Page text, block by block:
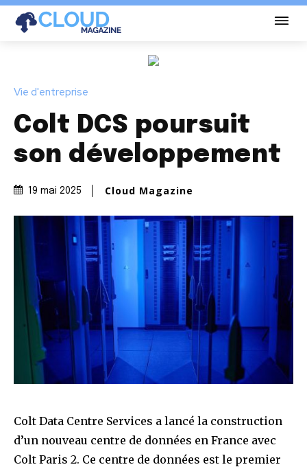
Vie d'entreprise
Colt DCS poursuit
son développement
19 mai 2025 Cloud Magazine
Colt Data Centre Services a lancé la construction
d’un nouveau centre de données en France avec
Colt Paris 2. Ce centre de données est le premier